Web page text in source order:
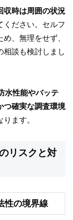
収時は周囲の状況
ください。セルフ
、無理をせず、
相談も検討しまし
水性能やバッテ
つ確実な調査環境
ります。
リスクと対
性の境界線